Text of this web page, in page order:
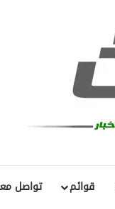
قوائم تواصل